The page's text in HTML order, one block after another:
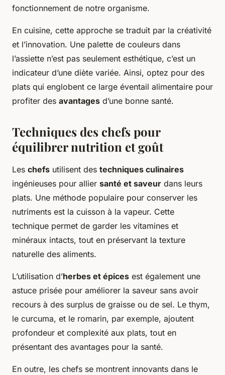
fonctionnement de notre organisme.
En cuisine, cette approche se traduit par la créativité
et l’innovation. Une palette de couleurs dans
l’assiette n’est pas seulement esthétique, c’est un
indicateur d’une diète variée. Ainsi, optez pour des
plats qui englobent ce large éventail alimentaire pour
profiter des avantages d’une bonne santé.
Techniques des chefs pour
équilibrer nutrition et goût
Les chefs utilisent des techniques culinaires
ingénieuses pour allier santé et saveur dans leurs
plats. Une méthode populaire pour conserver les
nutriments est la cuisson à la vapeur. Cette
technique permet de garder les vitamines et
minéraux intacts, tout en préservant la texture
naturelle des aliments.
L’utilisation d’herbes et épices est également une
astuce prisée pour améliorer la saveur sans avoir
recours à des surplus de graisse ou de sel. Le thym,
le curcuma, et le romarin, par exemple, ajoutent
profondeur et complexité aux plats, tout en
présentant des avantages pour la santé.
En outre, les chefs se montrent innovants dans le